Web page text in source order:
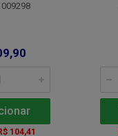
104,41